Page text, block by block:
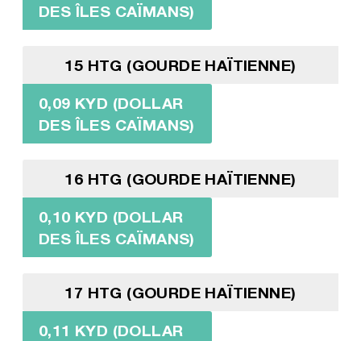
DES ÎLES CAÏMANS)
15 HTG (GOURDE HAÏTIENNE)
0,09 KYD (DOLLAR
DES ÎLES CAÏMANS)
16 HTG (GOURDE HAÏTIENNE)
0,10 KYD (DOLLAR
DES ÎLES CAÏMANS)
17 HTG (GOURDE HAÏTIENNE)
0,11 KYD (DOLLAR